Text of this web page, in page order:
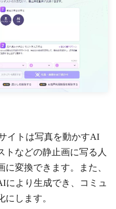
イトは写真を動かすAI
トなどの静止画に写る人
変換できます。また、
により生成でき、コミュ
します。